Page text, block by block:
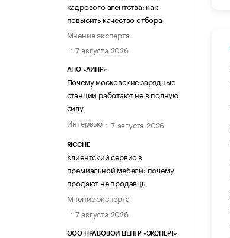
кадрового агентства: как
повысить качество отбора
Мнение эксперта
7 августа 2026
АНО «АИПР»
Почему московские зарядные
станции работают не в полную
силу
Интервью
7 августа 2026
RICCHE
Клиентский сервис в
премиальной мебели: почему
продают не продавцы
Мнение эксперта
7 августа 2026
ООО ПРАВОВОЙ ЦЕНТР «ЭКСПЕРТ»